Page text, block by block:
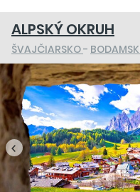
mestami. S bohatou
malebného Švajčiarska
pôvabný Luzern,
neopakovateľnými
a nechať sa očariť
vodopádmi. Napriek
k moru, obyvatelia môžu
z ktorých najväčšie sú
Maggiore.
ALPSKÝ OKRUH
ŠVAJČIARSKO-